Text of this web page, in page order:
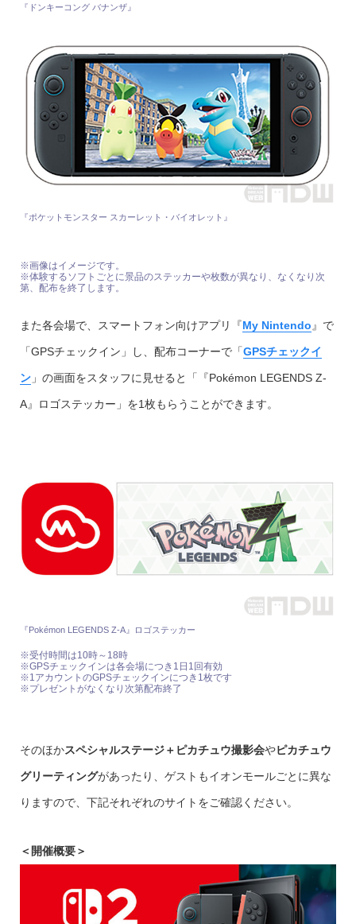
『ドンキーコング バナンザ』
『ポケットモンスター スカーレット・バイオレット』
※画像はイメージです。
※体験するソフトごとに景品のステッカーや枚数が異なり、なくなり次
第、配布を終了します。
また各会場で、スマートフォン向けアプリ『My Nintendo 』で
「GPSチェックイン」し、配布コーナーで「GPSチェックイ
ン」の画面をスタッフに見せると「『Pokémon LEGENDS Z-
A』ロゴステッカー」を1枚もらうことができます。
『Pokémon LEGENDS Z-A』ロゴステッカー
※受付時間は10時～18時
※GPSチェックインは各会場につき1日1回有効
※1アカウントのGPSチェックインにつき1枚です
※プレゼントがなくなり次第配布終了
そのほかスペシャルステージ＋ピカチュウ撮影会やピカチュウ
グリーティングがあったり、ゲストもイオンモールごとに異な
りますので、下記それぞれのサイトをご確認ください。
＜開催概要＞